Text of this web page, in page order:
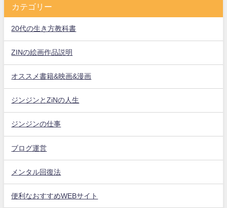
カテゴリー
20代の生き方教科書
ZINの絵画作品説明
オススメ書籍&映画&漫画
ジンジンとZiNの人生
ジンジンの仕事
ブログ運営
メンタル回復法
便利なおすすめWEBサイト